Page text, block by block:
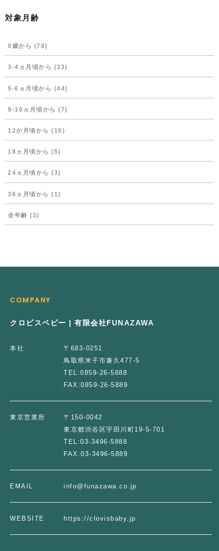
対象月齢
0歳から (78)
3-4ヵ月頃から (33)
5-6ヵ月頃から (44)
9-10ヵ月頃から (7)
12か月頃から (10)
18ヵ月頃から (5)
24ヵ月頃から (3)
36ヵ月頃から (1)
全年齢 (3)
COMPANY
クロビスベビー | 有限会社FUNAZAWA
本社
〒683-0251
鳥取県米子市兼久477-5
TEL:0859-26-5888
FAX:0859-26-5889
東京営業所
〒150-0042
東京都渋谷区宇田川町19-5-701
TEL:03-3496-5888
FAX:03-3496-5889
EMAIL info@funazawa.co.jp
WEBSITE https://clovisbaby.jp